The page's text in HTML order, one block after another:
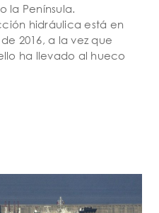
la Península.
hidráulica está en
2016, a la vez que
ha llevado al hueco